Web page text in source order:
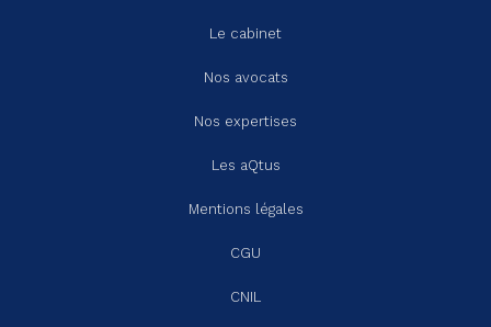
Le cabinet
Nos avocats
Nos expertises
Les aQtus
Mentions légales
CGU
CNIL